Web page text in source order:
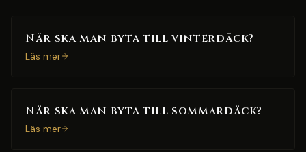
När ska man byta till vinterdäck?
Läs mer
När ska man byta till sommardäck?
Läs mer